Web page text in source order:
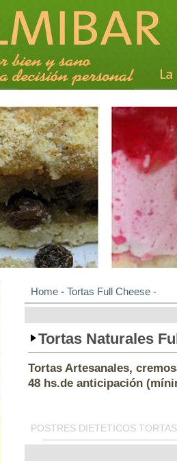
Home - Tortas Full Cheese -
Tortas Naturales
Tortas Artesanales,
48 hs.de anticipación
POSTRES DIETETICOS